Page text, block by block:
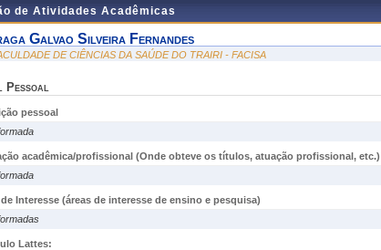
de Atividades Acadêmicas
Galvao Silveira Fernandes
DE CIÊNCIAS DA SAÚDE DO TRAIRI - FACISA
Pessoal
pessoal
acadêmica/profissional (Onde obteve os títulos, atuação profissional, etc.)
Interesse (áreas de interesse de ensino e pesquisa)
Lattes: